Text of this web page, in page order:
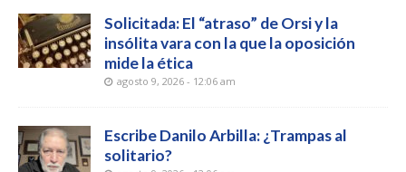
Solicitada: El “atraso” de Orsi y la
insólita vara con la que la oposición
mide la ética
agosto 9, 2026 - 12:06 am
Escribe Danilo Arbilla: ¿Trampas al
solitario?